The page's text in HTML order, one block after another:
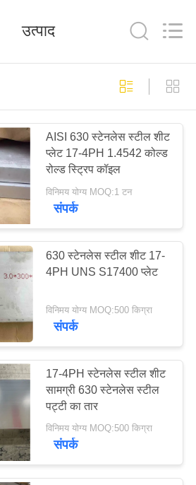
उत्पाद
AISI 630 स्टेनलेस स्टील शीट
प्लेट 17-4PH 1.4542 कोल्ड
रोल्ड स्ट्रिप कॉइल
विनिमय योग्य MOQ:1 टन
संपर्क
630 स्टेनलेस स्टील शीट 17-
4PH UNS S17400 प्लेट
विनिमय योग्य MOQ:500 किग्रा
संपर्क
17-4PH स्टेनलेस स्टील शीट
सामग्री 630 स्टेनलेस स्टील
पट्टी का तार
विनिमय योग्य MOQ:500 किग्रा
संपर्क